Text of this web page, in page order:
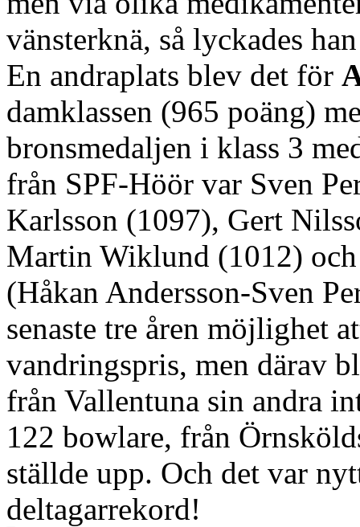
vänsterknä, så lyckades
En andraplats blev det för
damklassen (965 poäng)
bronsmedaljen i klass 3
från SPF-Höör var Sven
Karlsson (1097), Gert
Martin Wiklund (1012)
(Håkan Andersson-Sven
senaste tre åren möjlighet
vandringspris, men därav
från Vallentuna sin andra
122 bowlare, från
ställde upp. Och det var